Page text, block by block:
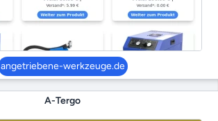
angetriebene-werkzeuge.de
A-Tergo